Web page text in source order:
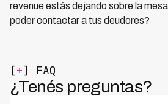
revenue estás dejando sobre la
poder contactar a tus deudores?
[+] FAQ
¿Tenés preguntas?